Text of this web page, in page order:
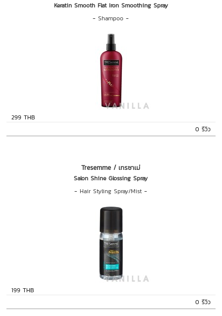
Keratin Smooth Flat Iron Smoothing Spray
-Shampoo -
299 THB
0 รีวิว
Tresemme / เทรซาเม่
Salon Shine Glossing Spray
-Hair Styling Spray/Mist -
199 THB
0 รีวิว